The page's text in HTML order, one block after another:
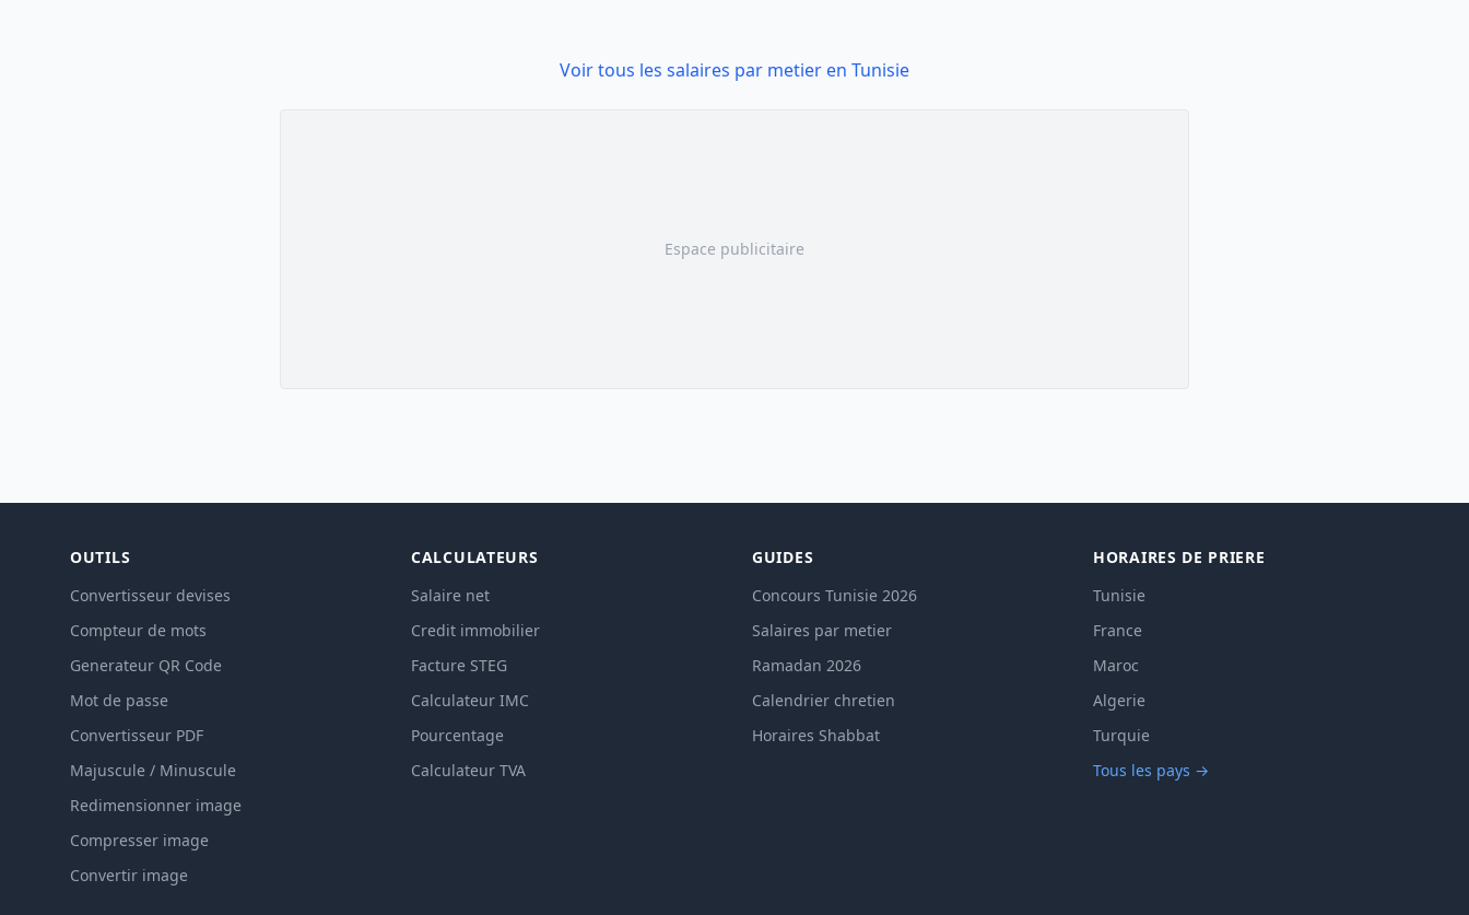
Voir tous les salaires par metier en Tunisie
Espace publicitaire
OUTILS
Convertisseur devises
Compteur de mots
Generateur QR Code
Mot de passe
Convertisseur PDF
Majuscule / Minuscule
Redimensionner image
Compresser image
Convertir image
CALCULATEURS
Salaire net
Credit immobilier
Facture STEG
Calculateur IMC
Pourcentage
Calculateur TVA
GUIDES
Concours Tunisie 2026
Salaires par metier
Ramadan 2026
Calendrier chretien
Horaires Shabbat
HORAIRES DE PRIERE
Tunisie
France
Maroc
Algerie
Turquie
Tous les pays →